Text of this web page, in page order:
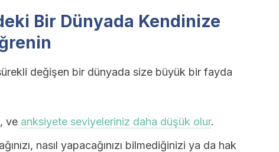
Bir Dünyada Kendinize
değişen bir dünyada size büyük bir fayda
ve anksiyete seviyeleriniz daha düşük olur.
nasıl yapacağınızı bilmediğinizi ya da hak